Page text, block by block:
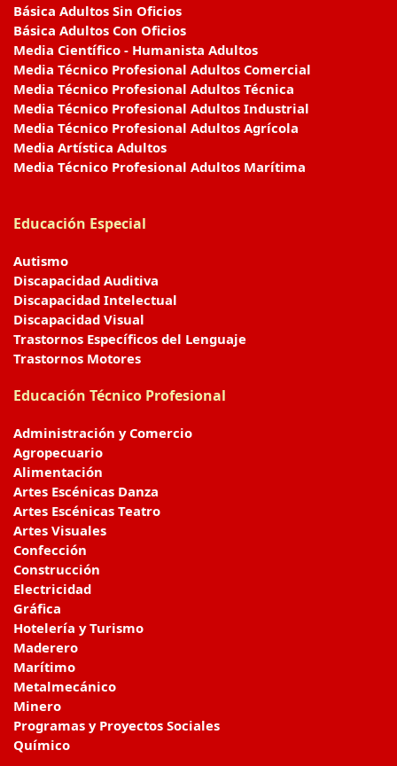
Básica Adultos Sin Oficios
Básica Adultos Con Oficios
Media Científico - Humanista Adultos
Media Técnico Profesional Adultos Comercial
Media Técnico Profesional Adultos Técnica
Media Técnico Profesional Adultos Industrial
Media Técnico Profesional Adultos Agrícola
Media Artística Adultos
Media Técnico Profesional Adultos Marítima
Educación Especial
Autismo
Discapacidad Auditiva
Discapacidad Intelectual
Discapacidad Visual
Trastornos Específicos del Lenguaje
Trastornos Motores
Educación Técnico Profesional
Administración y Comercio
Agropecuario
Alimentación
Artes Escénicas Danza
Artes Escénicas Teatro
Artes Visuales
Confección
Construcción
Electricidad
Gráfica
Hotelería y Turismo
Maderero
Marítimo
Metalmecánico
Minero
Programas y Proyectos Sociales
Químico